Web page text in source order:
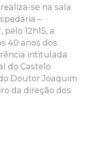
se na sala
–
12h15, a
40 anos dos
intitulada
do Castelo
Doutor Joaquim
da direção dos